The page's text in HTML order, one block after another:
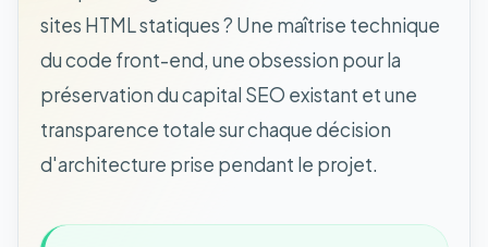
sites HTML statiques ? Une maîtrise technique
du code front-end, une obsession pour la
préservation du capital SEO existant et une
transparence totale sur chaque décision
d'architecture prise pendant le projet.